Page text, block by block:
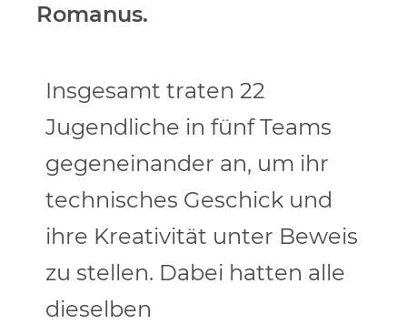
Romanus.
Insgesamt traten 22
Jugendliche in fünf Teams
gegeneinander an, um ihr
technisches Geschick und
ihre Kreativität unter Beweis
zu stellen. Dabei hatten alle
dieselben